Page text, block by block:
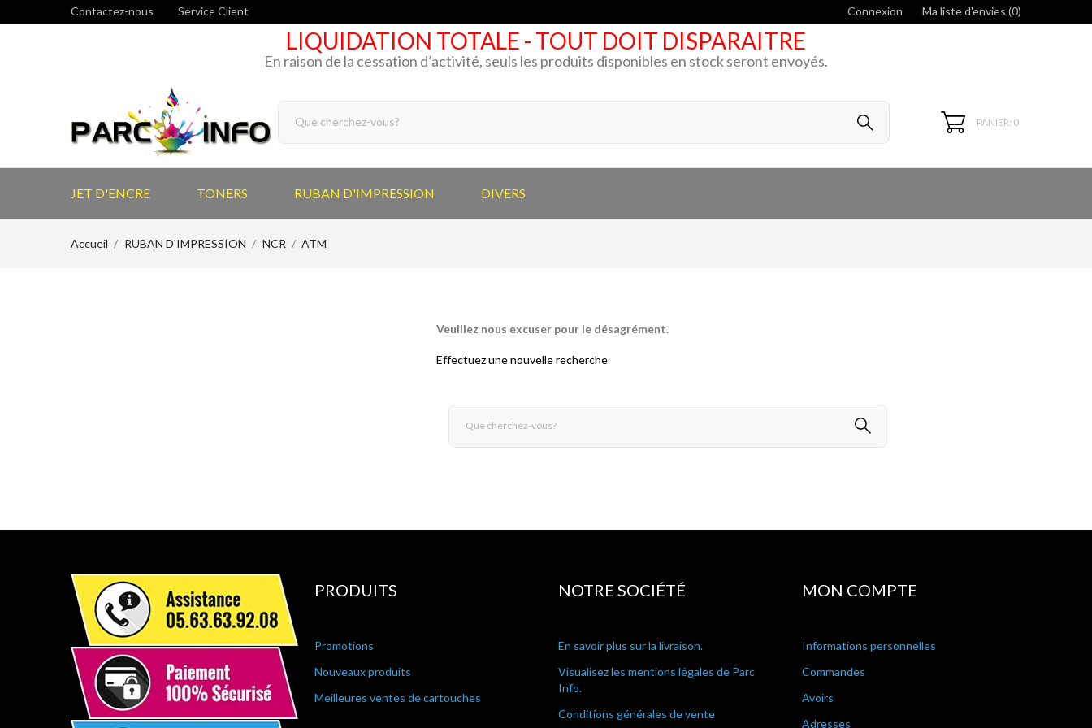
Contactez-nous Service Client Connexion Ma liste d'envies (0)
LIQUIDATION TOTALE - TOUT DOIT DISPARAITRE
En raison de la cessation d’activité, seuls les produits disponibles en stock seront envoyés.
PANIER: 0
JET D'ENCRE TONERS RUBAN D'IMPRESSION DIVERS
Accueil RUBAN D'IMPRESSION NCR ATM
Veuillez nous excuser pour le désagrément.
Effectuez une nouvelle recherche
PRODUITS
Promotions
Nouveaux produits
Meilleures ventes de cartouches
NOTRE SOCIÉTÉ
En savoir plus sur la livraison.
Visualisez les mentions légales de Parc
Info.
Conditions générales de vente
MON COMPTE
Informations personnelles
Commandes
Avoirs
Adresses